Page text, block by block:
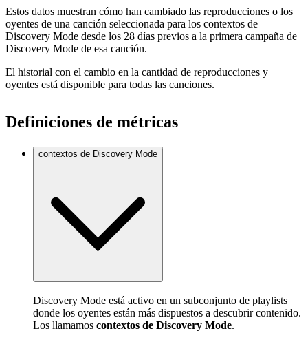
Estos datos muestran cómo han cambiado las reproducciones o los
oyentes de una canción seleccionada para los contextos de
Discovery Mode desde los 28 días previos a la primera campaña de
Discovery Mode de esa canción.
El historial con el cambio en la cantidad de reproducciones y
oyentes está disponible para todas las canciones.
Definiciones de métricas
contextos de Discovery Mode
Discovery Mode está activo en un subconjunto de playlists
donde los oyentes están más dispuestos a descubrir contenido.
Los llamamos contextos de Discovery Mode.